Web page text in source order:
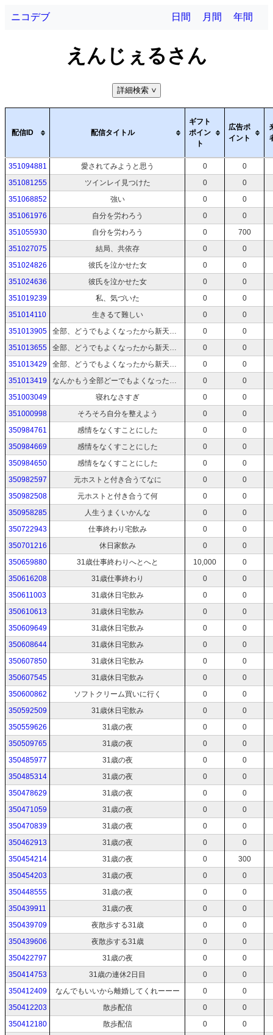
ニコデブ 日間 月間 年間
えんじぇるさん
詳細検索 >
配信ID 配信タイトル
ギフト
ポイン
ト
広告ポ
イント
351094881 愛されてみようと思う 0
0
351081255
ツインレイ見つけた 0
0
351068852
強い 0
0
351061976
自分を労わろう 0
0
351055930
自分を労わろう 0
700
351027075
結局、共依存 0
0
351024826
彼氏を泣かせた女 0
0
351024636
彼氏を泣かせた女 0
0
351019239
私、気づいた 0
0
351014110
生きるて難しい 0
0
351013905
全部、どうでもよくなったから新天地に行く 0
0
351013655
全部、どうでもよくなったから新天地に行く 0
0
351013429
全部、どうでもよくなったから新天地に行く 0
0
351013419
なんかもう全部どーでもよくなったから新天地に行こう 0
0
351003049
寝れなさすぎ 0
0
351000998
そろそろ自分を整えよう 0
0
350984761
感情をなくすことにした 0
0
350984669
感情をなくすことにした 0
0
350984650
感情をなくすことにした 0
0
350982597
元ホストと付き合うてなに 0
0
350982508
元ホストと付き合うて何 0
0
350958285
人生うまくいかんな 0
0
350722943
仕事終わり宅飲み 0
0
350701216
休日家飲み 0
0
350659880
31歳仕事終わりへとへと 10,000
0
350616208
31歳仕事終わり 0
0
350611003
31歳休日宅飲み 0
0
350610613
31歳休日宅飲み 0
0
350609649
31歳休日宅飲み 0
0
350608644
31歳休日宅飲み 0
0
350607850
31歳休日宅飲み 0
0
350607545
31歳休日宅飲み 0
0
350600862
ソフトクリーム買いに行く 0
0
350592509
31歳休日宅飲み 0
0
350559626
31歳の夜 0
0
350509765
31歳の夜 0
0
350485977
31歳の夜 0
0
350485314
31歳の夜 0
0
350478629
31歳の夜 0
0
350471059
31歳の夜 0
0
350470839
31歳の夜 0
0
350462913
31歳の夜 0
0
350454214
31歳の夜 0
300
350454203
31歳の夜 0
0
350448555
31歳の夜 0
0
350439911
31歳の夜 0
0
350439709
夜散歩する31歳 0
0
350439606
夜散歩する31歳 0
0
350422797
31歳の夜 0
0
350414753
31歳の連休2日目 0
0
350412409
なんでもいいから離婚してくれーーー 0
0
350412203
散歩配信 0
0
350412180
散歩配信 0
0